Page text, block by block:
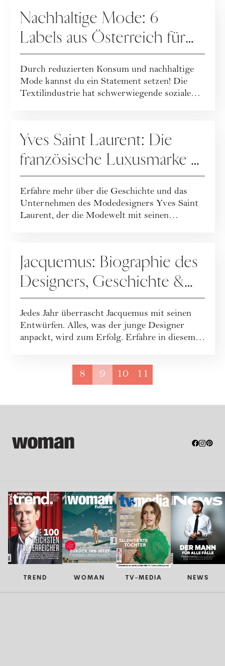
Nachhaltige Mode: 6
Labels aus Österreich für
faire Kleidung & bessere
Alternativen zu Fast Fashion
Durch reduzierten Konsum und nachhaltige
Mode kannst du ein Statement setzen! Die
Textilindustrie hat schwerwiegende soziale
Yves Saint Laurent: Die
französische Luxusmarke &
der gleichnamige Gründer
im Portrait
Erfahre mehr über die Geschichte und das
Unternehmen des Modedesigners Yves Saint
Laurent, der die Modewelt mit seinen
Jacquemus: Biographie des
Designers, Geschichte &
Gründung der
französischen Marke
Jedes Jahr überrascht Jacquemus mit seinen
Entwürfen. Alles, was der junge Designer
anpackt, wird zum Erfolg. Erfahre in diesem
8 9 10 11
TREND WOMAN TV-MEDIA NEWS